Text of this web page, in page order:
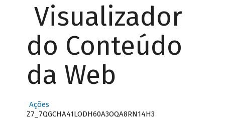
Visualizador
do Conteúdo
da Web
Ações
Z7_7QGCHA41LODH60A3OQA8RN14H3